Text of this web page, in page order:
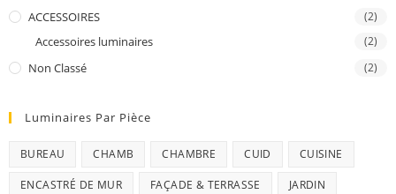
ACCESSOIRES (2)
Accessoires luminaires (2)
Non Classé (2)
Luminaires Par Pièce
BUREAU CHAMB CHAMBRE CUID CUISINE
ENCASTRÉ DE MUR FAÇADE & TERRASSE JARDIN